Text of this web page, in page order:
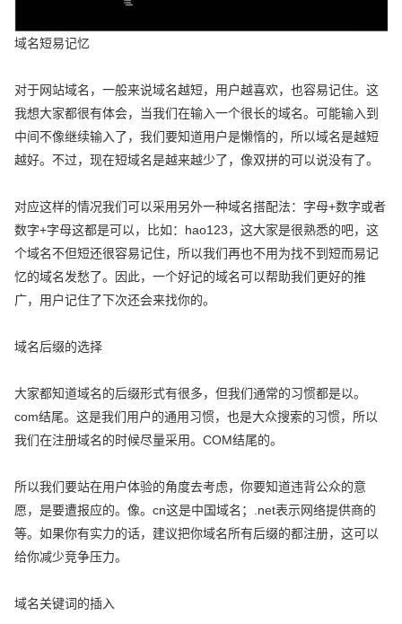
域名短易记忆
对于网站域名，一般来说域名越短，用户越喜欢，也容易记住。这
我想大家都很有体会，当我们在输入一个很长的域名。可能输入到
中间不像继续输入了，我们要知道用户是懒惰的，所以域名是越短
越好。不过，现在短域名是越来越少了，像双拼的可以说没有了。
对应这样的情况我们可以采用另外一种域名搭配法：字母+数字或者
数字+字母这都是可以，比如：hao123，这大家是很熟悉的吧，这
个域名不但短还很容易记住，所以我们再也不用为找不到短而易记
忆的域名发愁了。因此，一个好记的域名可以帮助我们更好的推
广，用户记住了下次还会来找你的。
域名后缀的选择
大家都知道域名的后缀形式有很多，但我们通常的习惯都是以。
com结尾。这是我们用户的通用习惯，也是大众搜索的习惯，所以
我们在注册域名的时候尽量采用。COM结尾的。
所以我们要站在用户体验的角度去考虑，你要知道违背公众的意
愿，是要遭报应的。像。cn这是中国域名；.net表示网络提供商的
等。如果你有实力的话，建议把你域名所有后缀的都注册，这可以
给你减少竞争压力。
域名关键词的插入